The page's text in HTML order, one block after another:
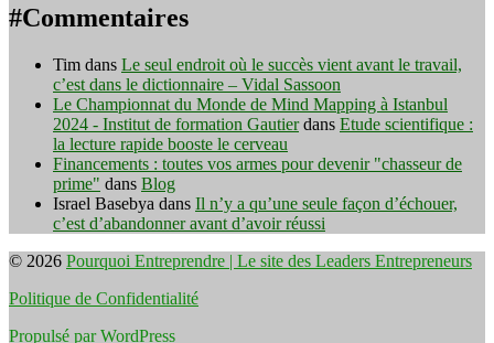
#Commentaires
Tim dans Le seul endroit où le succès vient avant le travail,
c’est dans le dictionnaire – Vidal Sassoon
Le Championnat du Monde de Mind Mapping à Istanbul
2024 - Institut de formation Gautierdans Etude scientifique :
la lecture rapide booste le cerveau
Financements : toutes vos armes pour devenir "chasseur de
prime" dans Blog
Israel Basebya dans Il n’y a qu’une seule façon d’échouer,
c’est d’abandonner avant d’avoir réussi
© 2026 Pourquoi Entreprendre | Le site des Leaders Entrepreneurs
Politique de Confidentialité
Propulsé par WordPress